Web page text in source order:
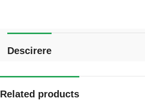
Descirere
Related products